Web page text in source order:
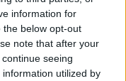
information for
the below opt-out
note that after your
seeing
utilized by